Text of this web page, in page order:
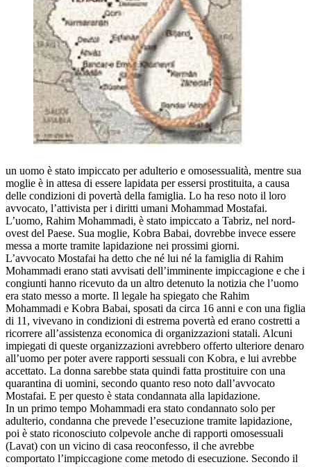
un uomo è stato impiccato per adulterio e omosessualità, mentre sua
moglie è in attesa di essere lapidata per essersi prostituita, a causa
delle condizioni di povertà della famiglia. Lo ha reso noto il loro
avvocato, l’attivista per i diritti umani Mohammad Mostafai.
L’uomo, Rahim Mohammadi, è stato impiccato a Tabriz, nel nord-
ovest del Paese. Sua moglie, Kobra Babai, dovrebbe invece essere
messa a morte tramite lapidazione nei prossimi giorni.
L’avvocato Mostafai ha detto che né lui né la famiglia di Rahim
Mohammadi erano stati avvisati dell’imminente impiccagione e che i
congiunti hanno ricevuto da un altro detenuto la notizia che l’uomo
era stato messo a morte. Il legale ha spiegato che Rahim
Mohammadi e Kobra Babai, sposati da circa 16 anni e con una figlia
di 11, vivevano in condizioni di estrema povertà ed erano costretti a
ricorrere all’assistenza economica di organizzazioni statali. Alcuni
impiegati di queste organizzazioni avrebbero offerto ulteriore denaro
all’uomo per poter avere rapporti sessuali con Kobra, e lui avrebbe
accettato. La donna sarebbe stata quindi fatta prostituire con una
quarantina di uomini, secondo quanto reso noto dall’avvocato
Mostafai. E per questo è stata condannata alla lapidazione.
In un primo tempo Mohammadi era stato condannato solo per
adulterio, condanna che prevede l’esecuzione tramite lapidazione,
poi è stato riconosciuto colpevole anche di rapporti omosessuali
(Lavat) con un vicino di casa reoconfesso, il che avrebbe
comportato l’impiccagione come metodo di esecuzione. Secondo il